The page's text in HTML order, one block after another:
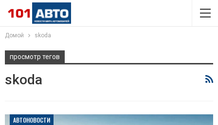
Домой skoda
просмотр тегов
skoda
АВТОНОВОСТИ